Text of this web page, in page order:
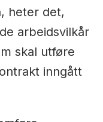
heter det,
arbeidsvilkår
skal utføre
inngått